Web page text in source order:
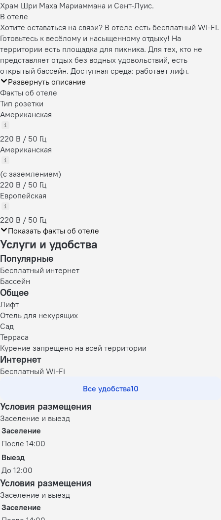
Храм Шри Маха Мариаммана и Сент-Луис.
В отеле
Хотите оставаться на связи? В отеле есть бесплатный Wi-Fi.
Готовьтесь к весёлому и насыщенному отдыху! На
территории есть площадка для пикника. Для тех, кто не
представляет отдых без водных удовольствий, есть
открытый бассейн. Доступная среда: работает лифт.
Развернуть описание
Факты об отеле
Тип розетки
Американская
220 В / 50 Гц
Американская
(с заземлением)
220 В / 50 Гц
Европейская
220 В / 50 Гц
Показать факты об отеле
Услуги и удобства
Популярные
Бесплатный интернет
Бассейн
Общее
Лифт
Отель для некурящих
Сад
Терраса
Курение запрещено на всей территории
Интернет
Бесплатный Wi-Fi
Все удобства10
Условия размещения
Заселение и выезд
Заселение
После 14:00
Выезд
До 12:00
Условия размещения
Заселение и выезд
Заселение